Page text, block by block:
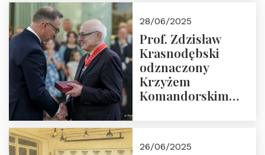
28/06/2025
Prof. Zdzisław
Krasnodębski
odznaczony
Krzyżem
Komandorskim
26/06/2025